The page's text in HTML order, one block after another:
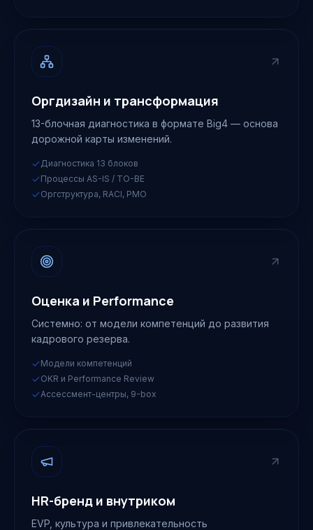
Оргдизайн и трансформация
13-блочная диагностика в формате Big4 — основа
дорожной карты изменений.
Диагностика 13 блоков
Процессы AS-IS / TO-BE
Оргструктура, RACI, PMO
Оценка и Performance
Системно: от модели компетенций до развития
кадрового резерва.
Модели компетенций
OKR и Performance Review
Ассессмент-центры, 9-box
HR-бренд и внутриком
EVP, культура и привлекательность